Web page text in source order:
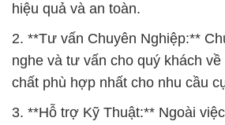
hiệu quả và an toàn.
2. **Tư vấn Chuyên Nghiệp:**
nghe và tư vấn cho quý khách
chất phù hợp nhất cho nhu cầu
3. **Hỗ trợ Kỹ Thuật:** Ngoài